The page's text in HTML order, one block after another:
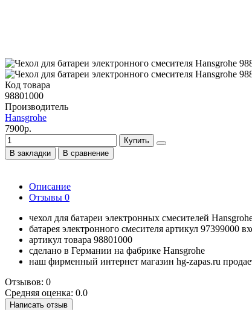
Код товара
98801000
Производитель
Hansgrohe
7900р.
Купить
В закладки
В сравнение
Описание
Отзывы 0
чехол для батареи электронных смесителей
батарея электронного смесителя артикул 97399000
артикул товара 98801000
сделано в Германии на фабрике Hansgrohe
наш фирменный интернет магазин hg-zapas.ru
Отзывов: 0
Средняя оценка: 0.0
Написать отзыв